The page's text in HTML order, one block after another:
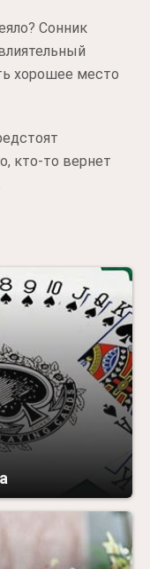
Сонник
хорошее место
кто-то вернет